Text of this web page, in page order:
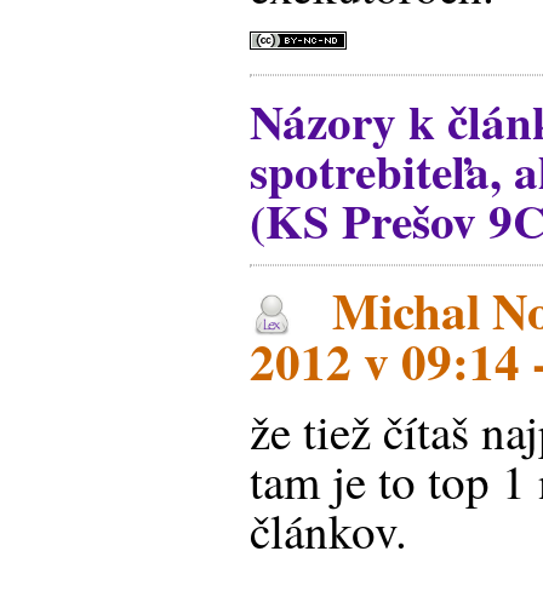
Názory k
spotrebiteľa,
(KS Prešov
Michal
2012 v
že tiež čítaš
tam je to top 1
článkov.